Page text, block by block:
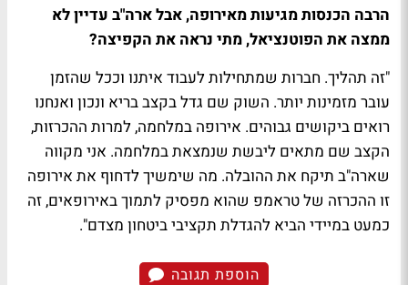
הרבה הכנסות מגיעות מאירופה, אבל ארה"ב עדיין לא
ממצה את הפוטנציאל, מתי נראה את הקפיצה?
"זה תהליך. חברות שמתחילות לעבוד איתנו וככל שהזמן
עובר מזמינות יותר. השוק שם גדל בקצב בריא ונכון ואנחנו
רואים ביקושים גבוהים. אירופה במלחמה, למרות ההכרזות,
הקצב שם מתאים ליבשת שנמצאת במלחמה. אני מקווה
שארה"ב תיקח את ההובלה. מה שימשיך לדחוף את אירופה
זו ההכרזה של טראמפ שהוא מפסיק לתמוך באירופאים, זה
כמעט במיידי הביא להגדלת תקציבי ביטחון מצדם".
הוספת תגובה